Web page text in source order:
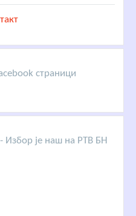
страници
Избор је наш на РТВ БН